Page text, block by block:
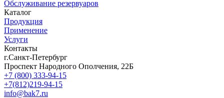
Обслуживание резервуаров
Каталог
Продукция
Применение
Услуги
Контакты
г.Санкт-Петербург
Проспект Народного Ополчения, 22Б
+7 (800) 333-94-15
+7(812)219-94-15
info@bak7.ru